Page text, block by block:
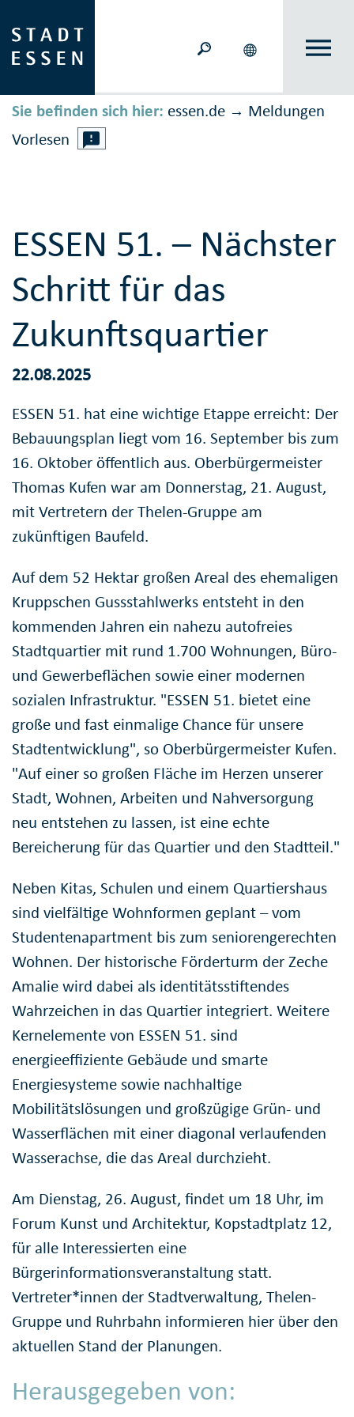
Sie befinden sich hier: essen.de → Meldungen
Vorlesen
ESSEN 51. – Nächster
Schritt für das
Zukunftsquartier
22.08.2025
ESSEN 51. hat eine wichtige Etappe erreicht: Der
Bebauungsplan liegt vom 16. September bis zum
16. Oktober öffentlich aus. Oberbürgermeister
Thomas Kufen war am Donnerstag, 21. August,
mit Vertretern der Thelen-Gruppe am
zukünftigen Baufeld.
Auf dem 52 Hektar großen Areal des ehemaligen
Kruppschen Gussstahlwerks entsteht in den
kommenden Jahren ein nahezu autofreies
Stadtquartier mit rund 1.700 Wohnungen, Büro-
und Gewerbeflächen sowie einer modernen
sozialen Infrastruktur. "ESSEN 51. bietet eine
große und fast einmalige Chance für unsere
Stadtentwicklung", so Oberbürgermeister Kufen.
"Auf einer so großen Fläche im Herzen unserer
Stadt, Wohnen, Arbeiten und Nahversorgung
neu entstehen zu lassen, ist eine echte
Bereicherung für das Quartier und den Stadtteil."
Neben Kitas, Schulen und einem Quartiershaus
sind vielfältige Wohnformen geplant – vom
Studentenapartment bis zum seniorengerechten
Wohnen. Der historische Förderturm der Zeche
Amalie wird dabei als identitätsstiftendes
Wahrzeichen in das Quartier integriert. Weitere
Kernelemente von ESSEN 51. sind
energieeffiziente Gebäude und smarte
Energiesysteme sowie nachhaltige
Mobilitätslösungen und großzügige Grün- und
Wasserflächen mit einer diagonal verlaufenden
Wasserachse, die das Areal durchzieht.
Am Dienstag, 26. August, findet um 18 Uhr, im
Forum Kunst und Architektur, Kopstadtplatz 12,
für alle Interessierten eine
Bürgerinformationsveranstaltung statt.
Vertreter*innen der Stadtverwaltung, Thelen-
Gruppe und Ruhrbahn informieren hier über den
aktuellen Stand der Planungen.
Herausgegeben von: